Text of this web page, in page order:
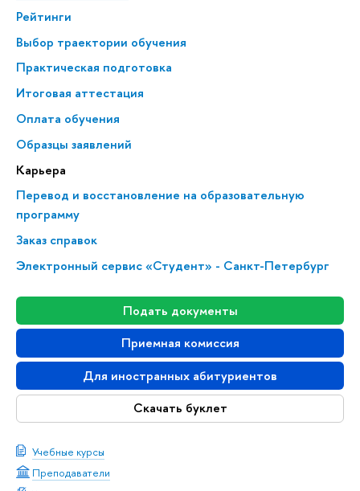
Рейтинги
Выбор траектории обучения
Практическая подготовка
Итоговая аттестация
Оплата обучения
Образцы заявлений
Карьера
Перевод и восстановление на образовательную
программу
Заказ справок
Электронный сервис «Студент» - Санкт-Петербург
Подать документы
Приемная комиссия
Для иностранных абитуриентов
Скачать буклет
Учебные курсы
Преподаватели